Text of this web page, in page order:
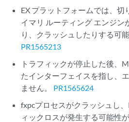
EX プラットフォームでは、切
イマリ ルーティング エンジン
り、クラッシュしたりする可
PR1565213
トラフィックが停止した後、
たインターフェイスを指し、
ません。 PR1565624
fxpcプロセスがクラッシュし
ィックロスが発生する可能性が